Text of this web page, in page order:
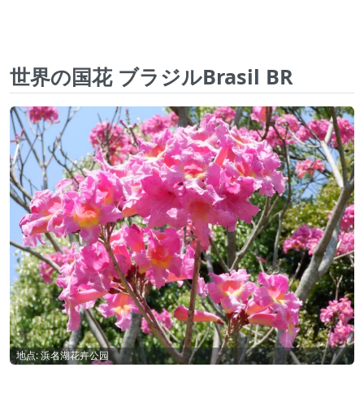
世界の国花 ブラジルBrasil BR
地点: 浜名湖花卉公园